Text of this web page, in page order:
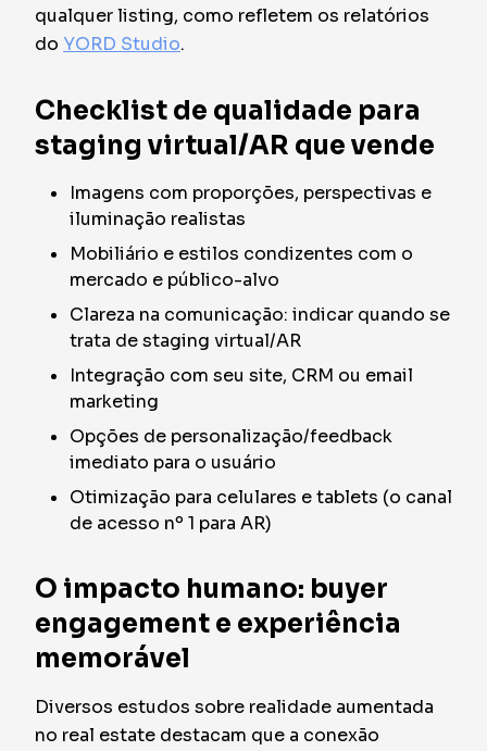
qualquer listing, como refletem os relatórios
do YORD Studio.
Checklist de qualidade para
staging virtual/AR que vende
Imagens com proporções, perspectivas e
iluminação realistas
Mobiliário e estilos condizentes com o
mercado e público-alvo
Clareza na comunicação: indicar quando se
trata de staging virtual/AR
Integração com seu site, CRM ou email
marketing
Opções de personalização/feedback
imediato para o usuário
Otimização para celulares e tablets (o canal
de acesso nº 1 para AR)
O impacto humano: buyer
engagement e experiência
memorável
Diversos estudos sobre realidade aumentada
no real estate destacam que a conexão